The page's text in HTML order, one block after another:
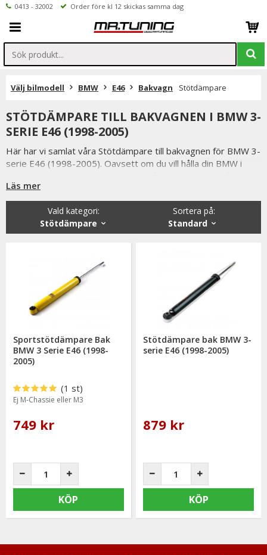
0413 - 32002 Order före kl 12 skickas samma dag
Välj bilmodell BMW E46 Bakvagn Stötdämpare
STÖTDÄMPARE TILL BAKVAGNEN I BMW 3-
SERIE E46 (1998-2005)
Här har vi samlat våra Stötdämpare till bakvagnen för BMW 3-
serie E46 (1998-2005). Oavsett om du vill hålla din BMW i
sortiment ett stort urval av bakvagnsprodukter.
Läs mer
Sortera på:
Standard
Vald kategori:
Stötdämpare
Sportstötdämpare Bak
BMW 3 Serie E46 (1998-
2005)
(1 st)
Ej M-Chassie eller M3
749 kr
KÖP
Stötdämpare bak BMW 3-
serie E46 (1998-2005)
879 kr
KÖP